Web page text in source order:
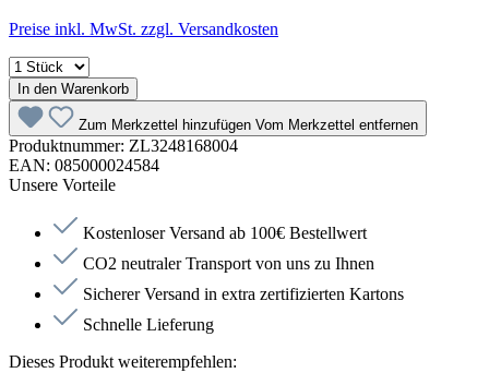
Preise inkl. MwSt. zzgl. Versandkosten
In den Warenkorb
Zum Merkzettel hinzufügen Vom Merkzettel entfernen
Produktnummer: ZL3248168004
EAN: 085000024584
Unsere Vorteile
Kostenloser Versand ab 100€ Bestellwert
CO2 neutraler Transport von uns zu Ihnen
Sicherer Versand in extra zertifizierten Kartons
Schnelle Lieferung
Dieses Produkt weiterempfehlen: